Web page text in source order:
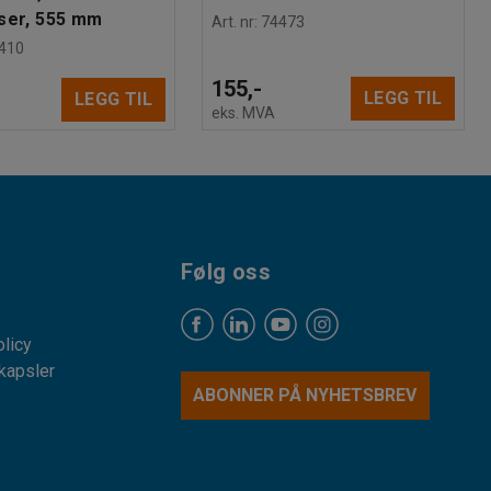
555 mm
LEGG TIL
Art. nr: 74473
155,-
eks. MVA
LEGG TIL
Følg oss
ABONNER PÅ NYHETSBREV